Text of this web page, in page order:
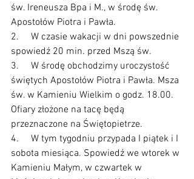
św. Ireneusza Bpa i M., w środę św.
Apostołów Piotra i Pawła.
2.     W czasie wakacji w dni powszednie
spowiedź 20 min. przed Mszą św.
3.     W środę obchodzimy uroczystość
świętych Apostołów Piotra i Pawła. Msza
św. w Kamieniu Wielkim o godz. 18.00.
Ofiary złożone na tacę będą
przeznaczone na Świętopietrze.
4.     W tym tygodniu przypada I piątek i I
sobota miesiąca. Spowiedź we wtorek w
Kamieniu Małym, w czwartek w